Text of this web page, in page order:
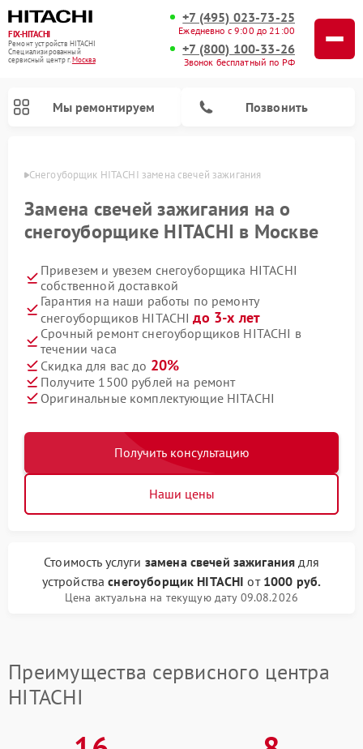
FIX-HITACHI
Ремонт устройств HITACHI
Специализированный
cервисный центр г.Москва
+7 (495) 023-73-25
Ежедневно с 9:00 до 21:00
+7 (800) 100-33-26
Звонок бесплатный по РФ
Мы ремонтируем Позвонить
Снегоуборщик HITACHI замена свечей зажигания
Замена свечей зажигания на о
снегоуборщике HITACHI в Москве
Привезем и увезем снегоуборщика HITACHI
собственной доставкой
Гарантия на наши работы по ремонту
снегоуборщиков HITACHIдо 3-х лет
Срочный ремонт снегоуборщиков HITACHI в
течении часа
Скидка для вас до 20%
Получите 1500 рублей на ремонт
Оригинальные комплектующие HITACHI
Получить консультацию
Наши цены
Стоимость услуги замена свечей зажигания для
устройстваснегоуборщик HITACHI от 1000 руб.
Цена актуальна на текущую дату 09.08.2026
Преимущества сервисного центра
HITACHI